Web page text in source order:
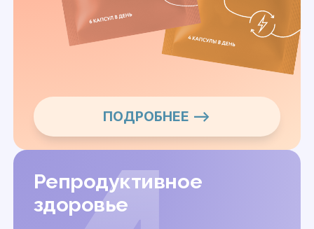
ПОДРОБНЕЕ —>
Репродуктивное
здоровье